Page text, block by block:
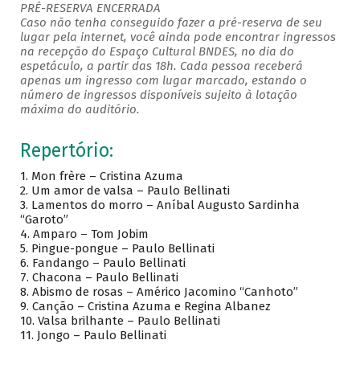
PRÉ-RESERVA ENCERRADA
Caso não tenha conseguido fazer a pré-reserva de seu
lugar pela internet, você ainda pode encontrar ingressos
na recepção do Espaço Cultural BNDES, no dia do
espetáculo, a partir das 18h. Cada pessoa receberá
apenas um ingresso com lugar marcado, estando o
número de ingressos disponíveis sujeito à lotação
máxima do auditório.
Repertório:
1. Mon frère – Cristina Azuma
2. Um amor de valsa – Paulo Bellinati
3. Lamentos do morro – Aníbal Augusto Sardinha
“Garoto”
4. Amparo – Tom Jobim
5. Pingue-pongue – Paulo Bellinati
6. Fandango – Paulo Bellinati
7. Chacona – Paulo Bellinati
8. Abismo de rosas – Américo Jacomino “Canhoto”
9. Canção – Cristina Azuma e Regina Albanez
10. Valsa brilhante – Paulo Bellinati
11. Jongo – Paulo Bellinati